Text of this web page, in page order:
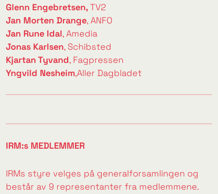
Glenn Engebretsen, TV2
Jan Morten Drange, ANFO
Jan Rune Idal, Amedia
Jonas Karlsen, Schibsted
Kjartan Tyvand, Fagpressen
Yngvild Nesheim,Aller Dagbladet
IRM:s MEDLEMMER
IRMs styre velges på generalforsamlingen og
består av 9 representanter fra medlemmene.